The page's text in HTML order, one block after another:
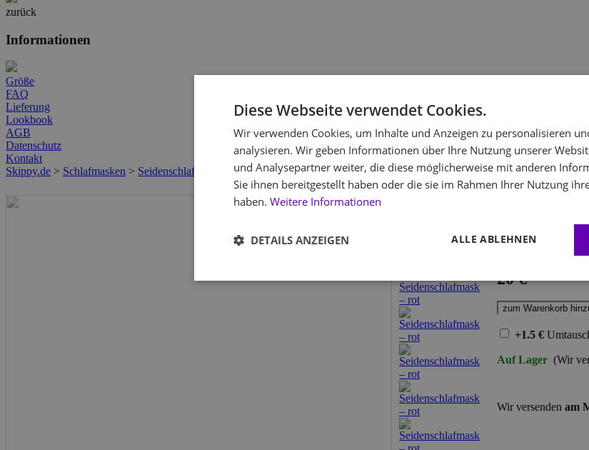
zurück
Informationen
Größe
FAQ
Lieferung
Lookbook
AGB
Datenschutz
Kontakt
Skippy.de > Schlafmasken > Seidenschlafmaske – rot
20 €
+1.5 €
Auf Lager (Wir
Wir versenden am
Diese Webseite verwendet Cookies.
Wir verwenden Cookies, um Inhalte und Anzeigen zu personalisieren
analysieren. Wir geben Informationen über Ihre Nutzung unserer
und Analysepartner weiter, die diese möglicherweise mit anderen
Sie ihnen bereitgestellt haben oder die sie im Rahmen Ihrer Nutzung
haben. Weitere Informationen
ALLE ABLEHNEN
DETAILS ANZEIGEN